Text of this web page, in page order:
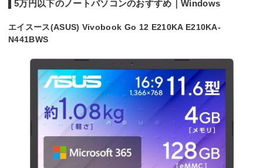
5万円以下のノートパソコンのおすすめ｜Windows
エイスース(ASUS) Vivobook Go 12 E210KA E210KA-
N441BWS